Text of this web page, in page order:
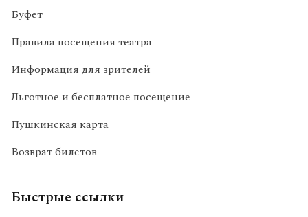
Буфет
Правила посещения театра
Информация для зрителей
Льготное и бесплатное посещение
Пушкинская карта
Возврат билетов
Быстрые ссылки